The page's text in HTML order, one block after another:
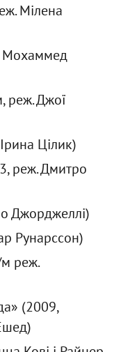
Мілена
Мохаммед
реж. Джої
Цілик)
реж. Дмитро
Джорджеллі)
Рунарссон)
м реж.
(2009,